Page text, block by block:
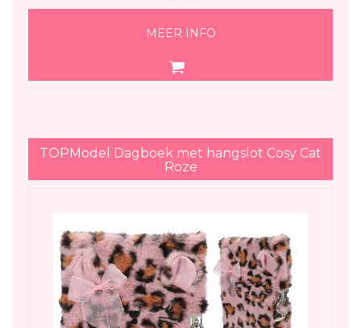
MEER INFO
TOPModel Dagboek met hangslot Cosy Cat
Roze